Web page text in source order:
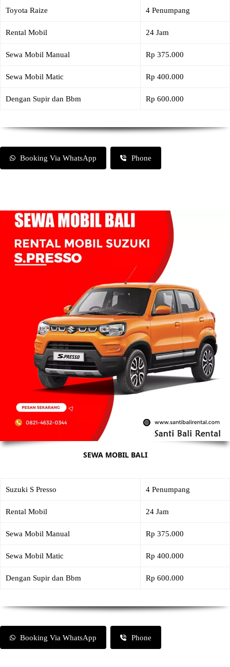
Toyota Raize 4 Penumpang
Rental Mobil 24 Jam
Sewa Mobil Manual Rp 375.000
Sewa Mobil Matic Rp 400.000
Dengan Supir dan Bbm Rp 600.000
Booking Via WhatsApp Phone
SEWA MOBIL BALI
Suzuki S Presso 4 Penumpang
Rental Mobil 24 Jam
Sewa Mobil Manual Rp 375.000
Sewa Mobil Matic Rp 400.000
Dengan Supir dan Bbm Rp 600.000
Booking Via WhatsApp Phone